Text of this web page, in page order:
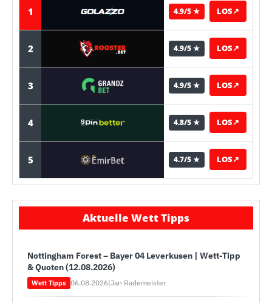
1 4.9/5 ★ LOS↗
2 4.9/5 ★ LOS↗
3 4.9/5 ★ LOS↗
4 4.8/5 ★ LOS↗
5 4.7/5 ★ LOS↗
Aktuelle Wett Tipps
Nottingham Forest – Bayer 04 Leverkusen | Wett-Tipp
& Quoten (12.08.2026)
Wett Tipps 06.08.2026|Jan Rademeister